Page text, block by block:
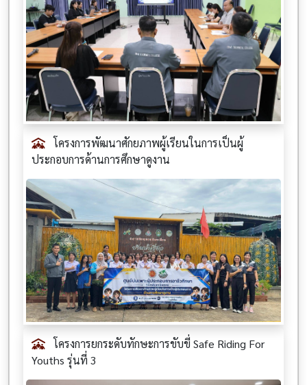
โครงการพัฒนาศักยภาพผู้เรียนในการเป็นผู้
ประกอบการด้านการศึกษาดูงาน
โครงการยกระดับทักษะการขับขี่ Safe Riding For
Youths รุ่นที่ 3